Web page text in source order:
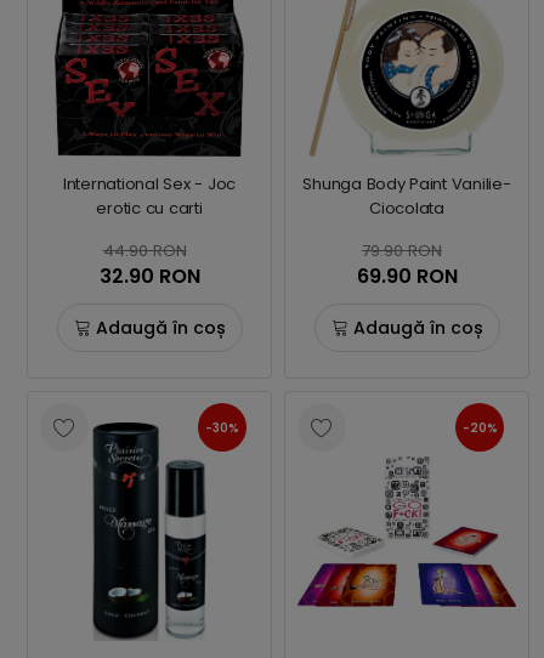
International Sex - Joc
erotic cu carti
44.90 RON
32.90 RON
Adaugă în coș
Shunga Body Paint Vanilie-
Ciocolata
79.90 RON
69.90 RON
Adaugă în coș
-30% -20%